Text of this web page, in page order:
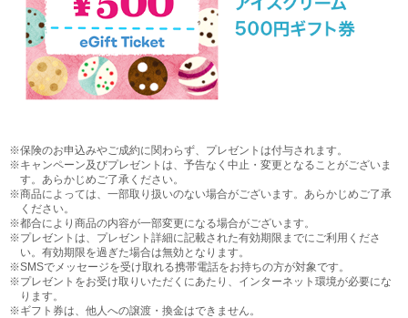
※保険のお申込みやご成約に関わらず、プレゼントは付与されます。
※キャンペーン及びプレゼントは、予告なく中止・変更となることがございま
す。あらかじめご了承ください。
※商品によっては、一部取り扱いのない場合がございます。あらかじめご了承
ください。
※都合により商品の内容が一部変更になる場合がございます。
※プレゼントは、プレゼント詳細に記載された有効期限までにご利用くださ
い。有効期限を過ぎた場合は無効となります。
※SMSでメッセージを受け取れる携帯電話をお持ちの方が対象です。
※プレゼントをお受け取りいただくにあたり、インターネット環境が必要にな
ります。
※ギフト券は、他人への譲渡・換金はできません。